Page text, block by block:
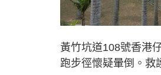
黃竹坑道108號香港
跑步徑懷疑暈倒。救